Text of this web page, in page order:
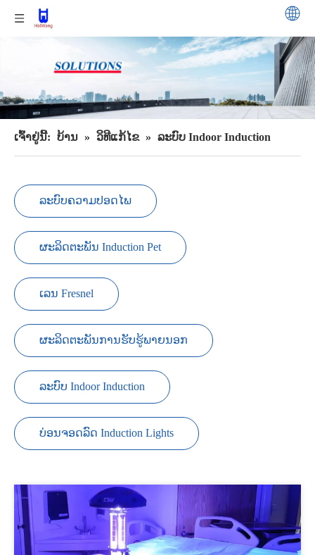
ເຈົ້າຢູ່ນີ້: ບ້ານ » ວິທີແກ້ໄຂ » ລະບົບ Indoor Induction
ລະບົບຄວາມປອດໄພ
ຜະລິດຕະພັນ Induction Pet
ເລນ Fresnel
ຜະລິດຕະພັນການຮັບຮູ້ພາຍນອກ
ລະບົບ Indoor Induction
ບ່ອນຈອດລົດ Induction Lights